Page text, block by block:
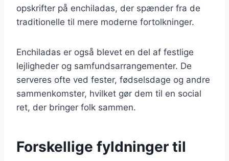
opskrifter på enchiladas, der spænder fra de
traditionelle til mere moderne fortolkninger.
Enchiladas er også blevet en del af festlige
lejligheder og samfundsarrangementer. De
serveres ofte ved fester, fødselsdage og andre
sammenkomster, hvilket gør dem til en social
ret, der bringer folk sammen.
Forskellige fyldninger til